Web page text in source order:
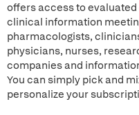
offers access to
clinical information
pharmacologists,
physicians, nurses,
companies and
You can simply pick and
personalize your